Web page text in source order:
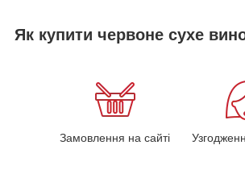
Як купити червоне сухе
Замовлення на сайті